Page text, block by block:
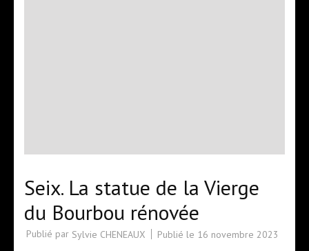
Seix. La statue de la Vierge
du Bourbou rénovée
Publié par Sylvie CHENEAUX Publié le 16 novembre 2023